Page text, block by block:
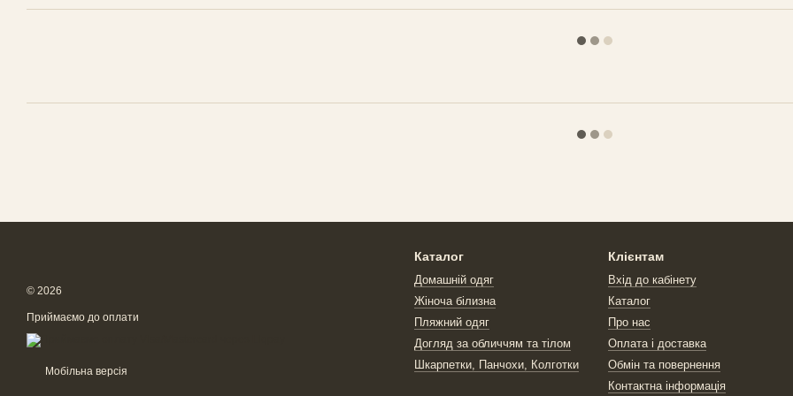
© 2026
Приймаємо до оплати
Мобільна версія
Каталог
Домашній одяг
Жіноча білизна
Пляжний одяг
Догляд за обличчям та тілом
Шкарпетки, Панчохи, Колготки
Клієнтам
Вхід до кабінету
Каталог
Про нас
Оплата і доставка
Обмін та повернення
Контактна інформація